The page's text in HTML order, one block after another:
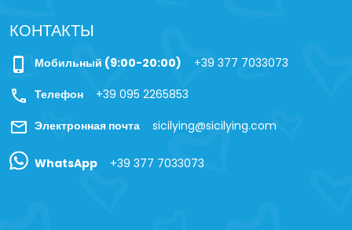
КОНТАКТЫ
phone_iphone Мобильный (9:00-20:00) +39 377 7033073
call Телефон +39 095 2265853
mail Электронная почта sicilying@sicilying.com
WhatsApp +39 377 7033073